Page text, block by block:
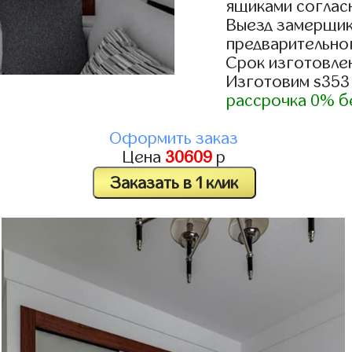
ящиками
Выезд
Срок
Изготовим
рассрочка 0%
Оформить заказ
Цена 30609 р
Заказать в 1 клик